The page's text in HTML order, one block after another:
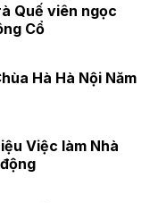
Quế viên ngọc
Cổ
Hà Hà Nội Năm
Việc làm Nhà